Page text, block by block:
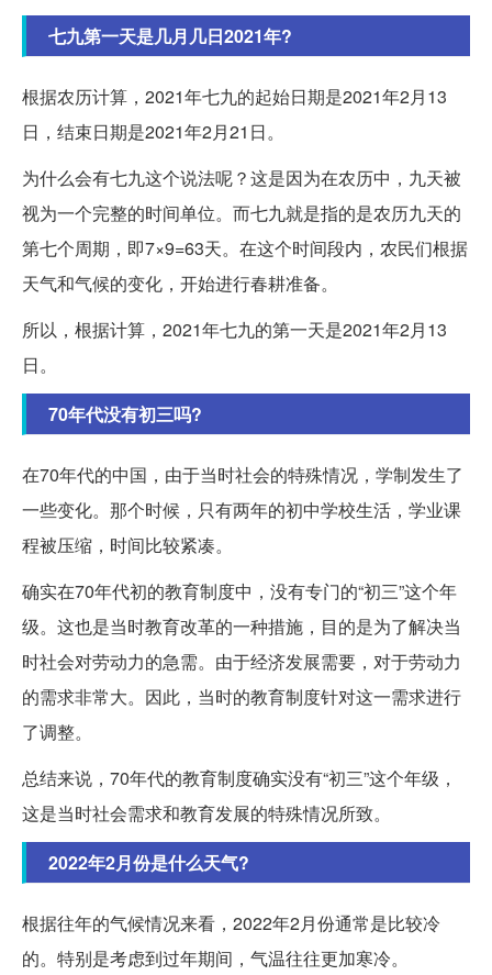
七九第一天是几月几日2021年?
根据农历计算，2021年七九的起始日期是2021年2月13
日，结束日期是2021年2月21日。
为什么会有七九这个说法呢？这是因为在农历中，九天被
视为一个完整的时间单位。而七九就是指的是农历九天的
第七个周期，即7×9=63天。在这个时间段内，农民们根据
天气和气候的变化，开始进行春耕准备。
所以，根据计算，2021年七九的第一天是2021年2月13
日。
70年代没有初三吗?
在70年代的中国，由于当时社会的特殊情况，学制发生了
一些变化。那个时候，只有两年的初中学校生活，学业课
程被压缩，时间比较紧凑。
确实在70年代初的教育制度中，没有专门的“初三”这个年
级。这也是当时教育改革的一种措施，目的是为了解决当
时社会对劳动力的急需。由于经济发展需要，对于劳动力
的需求非常大。因此，当时的教育制度针对这一需求进行
了调整。
总结来说，70年代的教育制度确实没有“初三”这个年级，
这是当时社会需求和教育发展的特殊情况所致。
2022年2月份是什么天气?
根据往年的气候情况来看，2022年2月份通常是比较冷
的。特别是考虑到过年期间，气温往往更加寒冷。